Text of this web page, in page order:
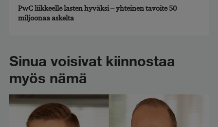
PwC liikkeelle lasten hyväksi – yhteinen tavoite 50
miljoonaa askelta
Sinua voisivat kiinnostaa
myös nämä